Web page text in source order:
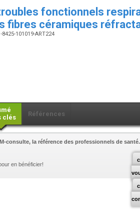
fonctionnels
fibres céramiques
8425-101019-ART224
clés
Références
consulte, la référence des professionnels de santé.
en bénéficier!